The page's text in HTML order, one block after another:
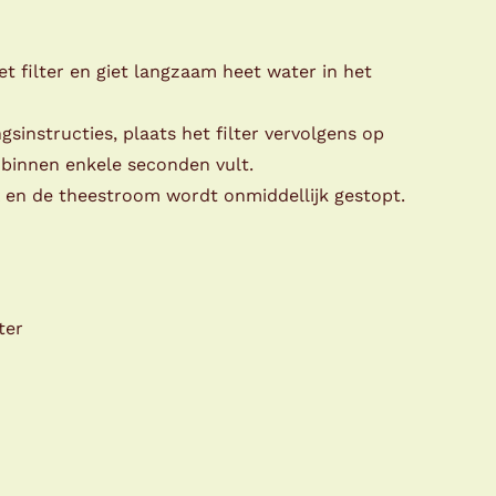
filter en giet langzaam heet water in het
plaats het filter vervolgens op
enkele seconden vult.
de theestroom wordt onmiddellijk gestopt.